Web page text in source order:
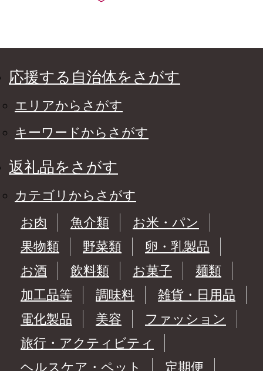
応援する自治体をさがす
エリアからさがす
キーワードからさがす
返礼品をさがす
カテゴリからさがす
お肉
魚介類
お米・パン
果物類
野菜類
卵・乳製品
お酒
飲料類 お菓子
麺類
加工品等
調味料
雑貨・日用品
電化製品
美容
ファッション
旅行・アクティビティ
ヘルスケア・ペット
定期便